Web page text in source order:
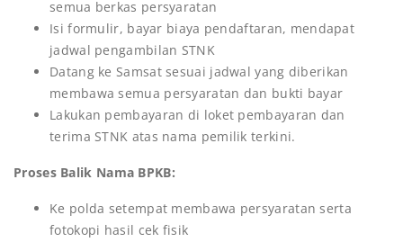
semua berkas persyaratan
Isi formulir, bayar biaya pendaftaran, mendapat
jadwal pengambilan STNK
Datang ke Samsat sesuai jadwal yang diberikan
membawa semua persyaratan dan bukti bayar
Lakukan pembayaran di loket pembayaran dan
terima STNK atas nama pemilik terkini.
Proses Balik Nama BPKB:
Ke polda setempat membawa persyaratan serta
fotokopi hasil cek fisik